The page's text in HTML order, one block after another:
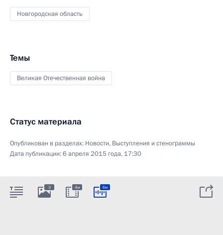
Новгородская область
Темы
Великая Отечественная война
Статус материала
Опубликован в разделах: Новости, Выступления и стенограммы
Дата публикации:6 апреля 2015 года, 17:30
3 4м 6м